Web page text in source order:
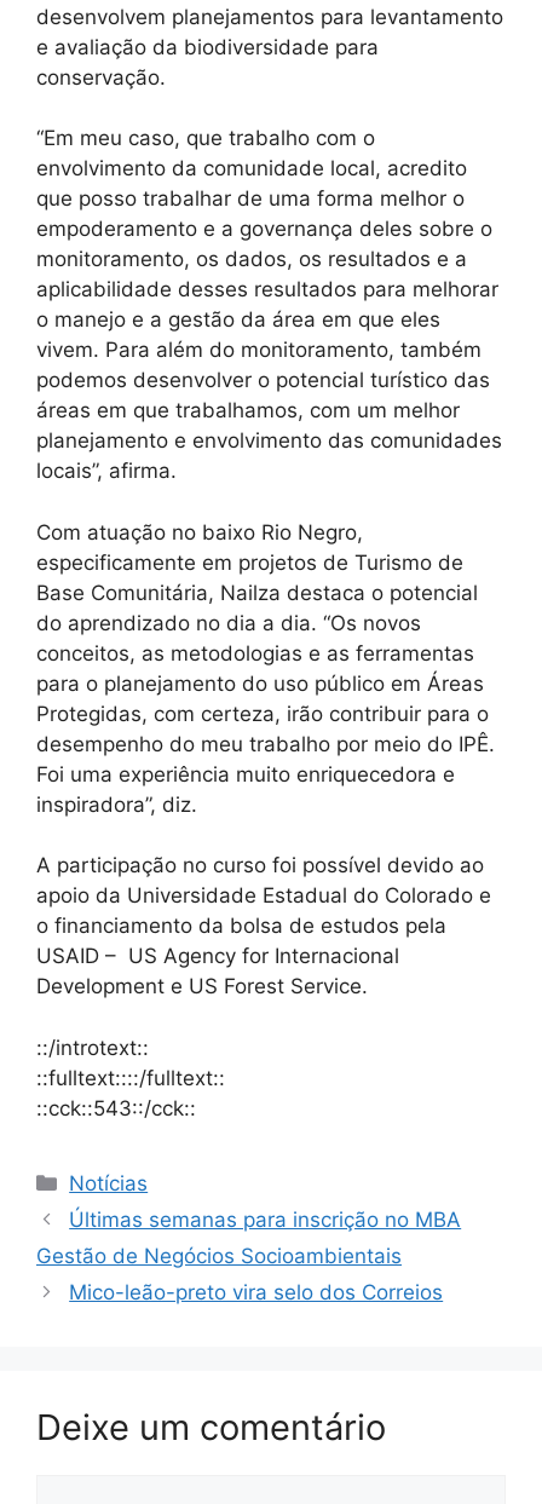
desenvolvem planejamentos para levantamento
e avaliação da biodiversidade para
conservação.
“Em meu caso, que trabalho com o
envolvimento da comunidade local, acredito
que posso trabalhar de uma forma melhor o
empoderamento e a governança deles sobre o
monitoramento, os dados, os resultados e a
aplicabilidade desses resultados para melhorar
o manejo e a gestão da área em que eles
vivem. Para além do monitoramento, também
podemos desenvolver o potencial turístico das
áreas em que trabalhamos, com um melhor
planejamento e envolvimento das comunidades
locais”, afirma.
Com atuação no baixo Rio Negro,
especificamente em projetos de Turismo de
Base Comunitária, Nailza destaca o potencial
do aprendizado no dia a dia. “Os novos
conceitos, as metodologias e as ferramentas
para o planejamento do uso público em Áreas
Protegidas, com certeza, irão contribuir para o
desempenho do meu trabalho por meio do IPÊ.
Foi uma experiência muito enriquecedora e
inspiradora”, diz.
A participação no curso foi possível devido ao
apoio da Universidade Estadual do Colorado e
o financiamento da bolsa de estudos pela
USAID – US Agency for Internacional
Development e US Forest Service.
::/introtext::
::fulltext::::/fulltext::
::cck::543::/cck::
Notícias
Últimas semanas para inscrição no MBA
Gestão de Negócios Socioambientais
Mico-leão-preto vira selo dos Correios
Deixe um comentário